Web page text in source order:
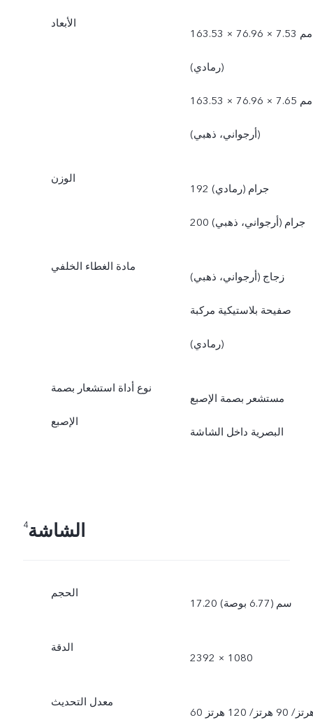
الأبعاد
163.53 × 76.96 × 7.53 مم
(رمادي)
163.53 × 76.96 × 7.65 مم
(أرجواني، ذهبي)
الوزن
192 جرام (رمادي)
200 جرام (أرجواني، ذهبي)
مادة الغطاء الخلفي
زجاج (أرجواني، ذهبي)
صفيحة بلاستيكية مركبة
(رمادي)
نوع أداة استشعار بصمة
الإصبع
مستشعر بصمة الإصبع
البصرية داخل الشاشة
الشاشة4
الحجم
17.20 سم (6.77 بوصة)
الدقة
2392 × 1080
معدل التحديث
90 هرتز/ 120 هرتز